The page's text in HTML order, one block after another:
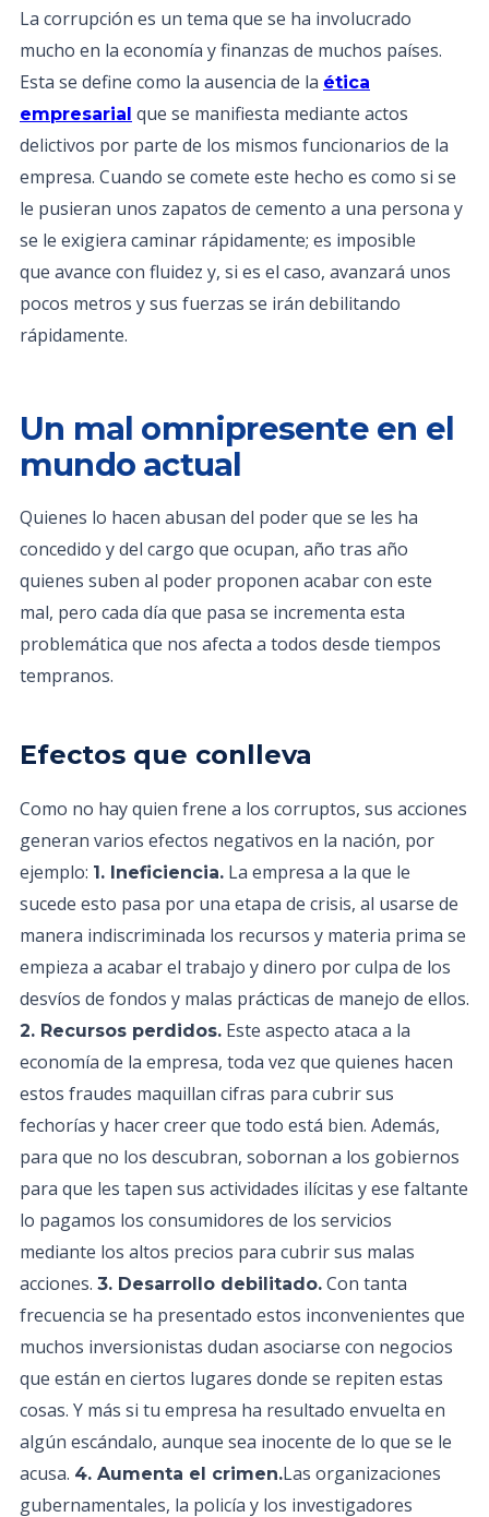
La corrupción es un tema que se ha involucrado
mucho en la economía y finanzas de muchos países.
Esta se define como la ausencia de la ética
empresarial que se manifiesta mediante actos
delictivos por parte de los mismos funcionarios de la
empresa. Cuando se comete este hecho es como si se
le pusieran unos zapatos de cemento a una persona y
se le exigiera caminar rápidamente; es imposible
que avance con fluidez y, si es el caso, avanzará unos
pocos metros y sus fuerzas se irán debilitando
rápidamente.
Un mal omnipresente en el
mundo actual
Quienes lo hacen abusan del poder que se les ha
concedido y del cargo que ocupan, año tras año
quienes suben al poder proponen acabar con este
mal, pero cada día que pasa se incrementa esta
problemática que nos afecta a todos desde tiempos
tempranos.
Efectos que conlleva
Como no hay quien frene a los corruptos, sus acciones
generan varios efectos negativos en la nación, por
ejemplo: 1. Ineficiencia. La empresa a la que le
sucede esto pasa por una etapa de crisis, al usarse de
manera indiscriminada los recursos y materia prima se
empieza a acabar el trabajo y dinero por culpa de los
desvíos de fondos y malas prácticas de manejo de ellos.
2. Recursos perdidos. Este aspecto ataca a la
economía de la empresa, toda vez que quienes hacen
estos fraudes maquillan cifras para cubrir sus
fechorías y hacer creer que todo está bien. Además,
para que no los descubran, sobornan a los gobiernos
para que les tapen sus actividades ilícitas y ese faltante
lo pagamos los consumidores de los servicios
mediante los altos precios para cubrir sus malas
acciones. 3. Desarrollo debilitado. Con tanta
frecuencia se ha presentado estos inconvenientes que
muchos inversionistas dudan asociarse con negocios
que están en ciertos lugares donde se repiten estas
cosas. Y más si tu empresa ha resultado envuelta en
algún escándalo, aunque sea inocente de lo que se le
acusa. 4. Aumenta el crimen.Las organizaciones
gubernamentales, la policía y los investigadores